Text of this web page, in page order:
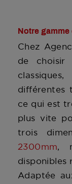
Notre
Chez
de choisir
différentes
ce qui est
plus vite
trois
2300mm,
disponibles
Adaptée